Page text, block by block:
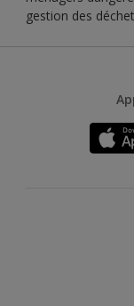
gestion des